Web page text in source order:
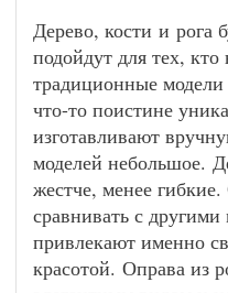
Дерево, кости и рога
подойдут для тех,
традиционные модели
что-то поистине
изготавливают
моделей небольшое.
жестче, менее
сравнивать с
привлекают именно
красотой. Оправа из